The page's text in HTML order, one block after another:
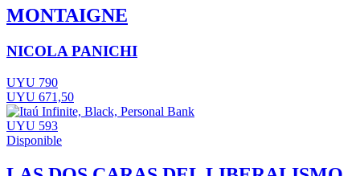
MONTAIGNE
NICOLA PANICHI
UYU 790
UYU 671,50
UYU 593
Disponible